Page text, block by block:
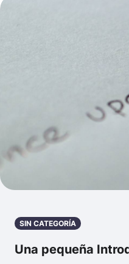
SIN CATEGORÍA
Una pequeña